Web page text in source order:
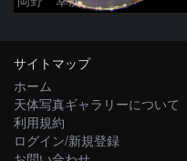
サイトマップ
ホーム
天体写真ギャラリーについて
利用規約
ログイン/新規登録